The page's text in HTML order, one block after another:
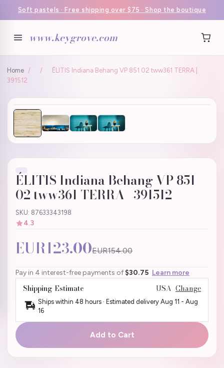
Soft pastels · Free shipping over $75 · Shop the boutique
www.keygrove.com
Home / /
ÉLITIS Indiana Behang VP 851 02 tww361 TERRA |
391512
ÉLITIS Indiana Behang VP 851
02 tww361 TERRA | 391512
SKU: 87633343198
4.3
EUR123.00EUR154.00
Pay in 4 interest-free payments of $30.75 Learn more
Shipping Estimate USA Change
Ships within 48 hours · Estimated delivery Aug 11 - Aug
16
Add to Cart